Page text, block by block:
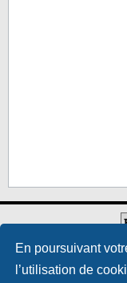
En poursuivant
l’utilisation de
Retour vers le site